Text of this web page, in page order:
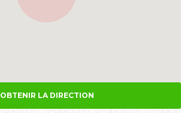
OBTENIR LA DIRECTION